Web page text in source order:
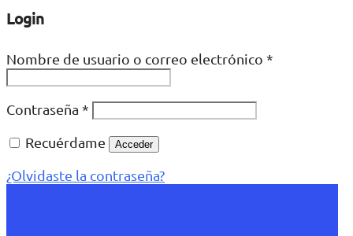
Login
Nombre de usuario o correo electrónico *
Contraseña *
Recuérdame
Acceder
¿Olvidaste la contraseña?